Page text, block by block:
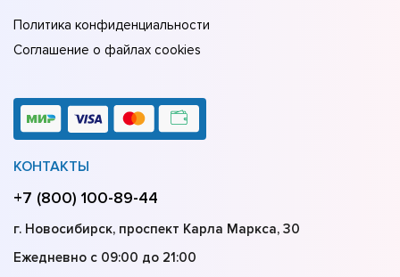
Политика конфиденциальности
Соглашение о файлах cookies
КОНТАКТЫ
+7 (800) 100-89-44
г. Новосибирск, проспект Карла Маркса, 30
Ежедневно с 09:00 до 21:00